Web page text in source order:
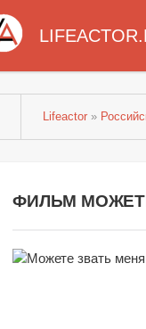
Lifeactor »
ФИЛЬМ